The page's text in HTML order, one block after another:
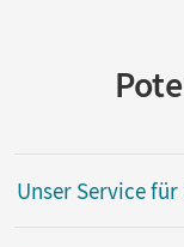
Unser Service für